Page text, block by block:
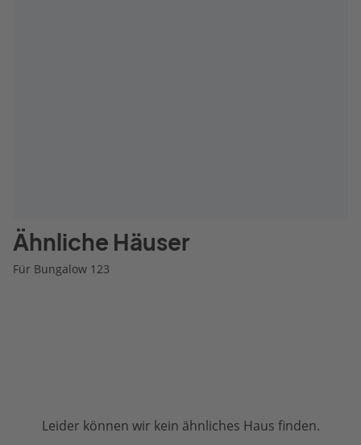
Ähnliche Häuser
Für Bungalow 123
Leider können wir kein ähnliches Haus finden.